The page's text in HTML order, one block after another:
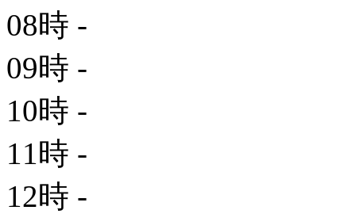
08時 -
09時 -
10時 -
11時 -
12時 -